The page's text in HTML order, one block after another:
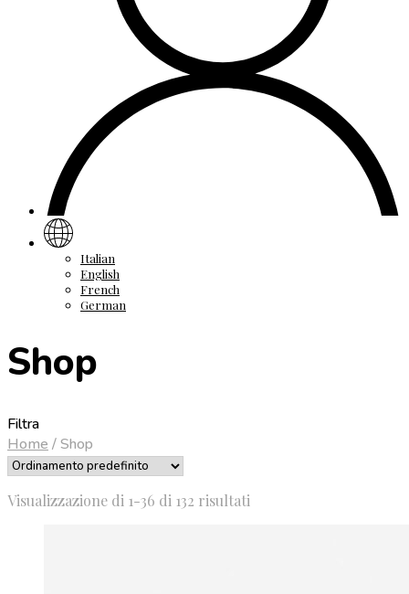
Italian
English
French
German
Shop
Filtra
Home /Shop
Visualizzazione di 1-36 di 132 risultati